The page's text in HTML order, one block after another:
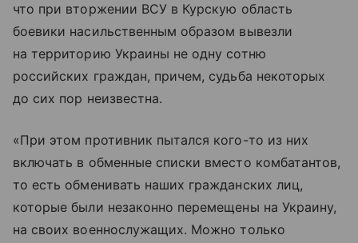
что при вторжении ВСУ в Курскую область
боевики насильственным образом вывезли
на территорию Украины не одну сотню
российских граждан, причем, судьба некоторых
до сих пор неизвестна.
«При этом противник пытался кого-то из них
включать в обменные списки вместо комбатантов,
то есть обменивать наших гражданских лиц,
которые были незаконно перемещены на Украину,
на своих военнослужащих. Можно только